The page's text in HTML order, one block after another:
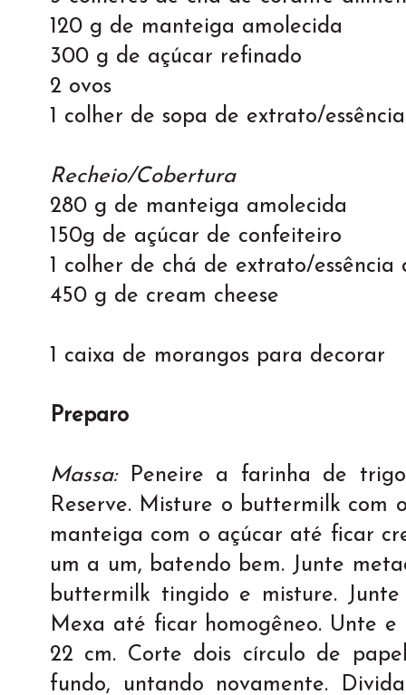
120 g de manteiga amolecida
300 g de açúcar refinado
2 ovos
1 colher de sopa de extrato/
Recheio/Cobertura
280 g de manteiga amolecida
150g de açúcar de confeiteiro
1 colher de chá de extrato/
450 g de cream cheese
1 caixa de morangos para decorar
Preparo
Massa:
Peneire a farinha de
Reserve. Misture o buttermilk com
manteiga com o açúcar até ficar
um a um, batendo bem. Junte
buttermilk tingido e misture.
Mexa até ficar homogêneo. Unte
22 cm. Corte dois círculo de
fundo, untando novamente.